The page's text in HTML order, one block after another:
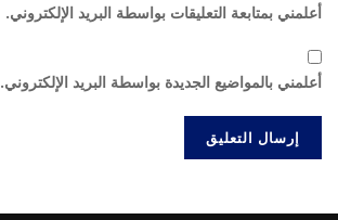
أعلمني بمتابعة التعليقات بواسطة البريد الإلكتروني.
أعلمني بالمواضيع الجديدة بواسطة البريد الإلكتروني.